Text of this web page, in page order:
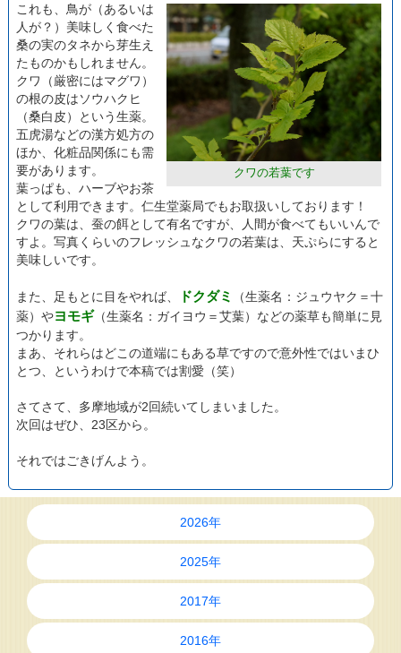
クワの若葉です
これも、鳥が（あるいは
人が？）美味しく食べた
桑の実のタネから芽生え
たものかもしれません。
クワ（厳密にはマグワ）
の根の皮はソウハクヒ
（桑白皮）という生薬。
五虎湯などの漢方処方の
ほか、化粧品関係にも需
要があります。
葉っぱも、ハーブやお茶
として利用できます。仁生堂薬局でもお取扱いしております！
クワの葉は、蚕の餌として有名ですが、人間が食べてもいいんで
すよ。写真くらいのフレッシュなクワの若葉は、天ぷらにすると
美味しいです。
また、足もとに目をやれば、 ドクダミ
（生薬名：ジュウヤク＝十
薬）やヨモギ（生薬名：ガイヨウ＝艾葉）などの薬草も簡単に見
つかります。
まあ、それらはどこの道端にもある草ですので意外性ではいまひ
とつ、というわけで本稿では割愛（笑）
さてさて、多摩地域が2回続いてしまいました。
次回はぜひ、23区から。
それではごきげんよう。
2026年
2025年
2017年
2016年